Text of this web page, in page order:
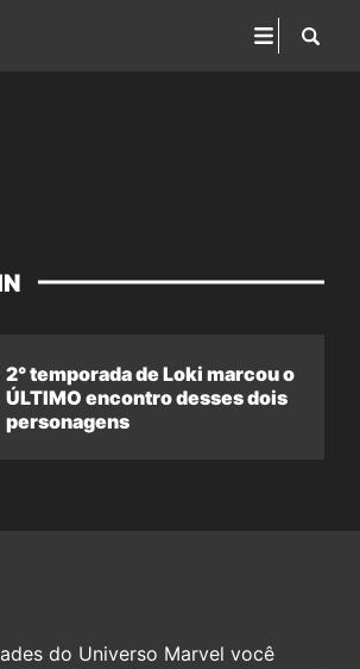
2° temporada de Loki marcou o
ÚLTIMO encontro desses dois
personagens
do Universo Marvel você